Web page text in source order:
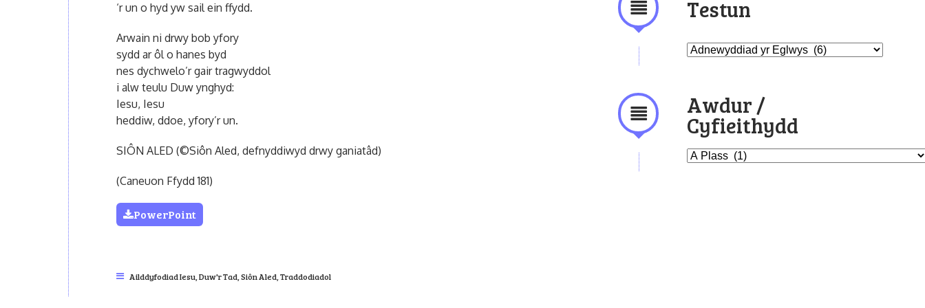
‘r un o hyd yw sail ein ffydd.
Arwain ni drwy bob yfory
sydd ar ôl o hanes byd
nes dychwelo’r gair tragwyddol
i alw teulu Duw ynghyd:
Iesu, Iesu
heddiw, ddoe, yfory’r un.
SIÔN ALED (©Siôn Aled, defnyddiwyd drwy ganiatâd)
(Caneuon Ffydd 181)
PowerPoint
Ailddyfodiad Iesu, Duw'r Tad, Siôn Aled, Traddodiadol
Testun
Awdur /
Cyfieithydd